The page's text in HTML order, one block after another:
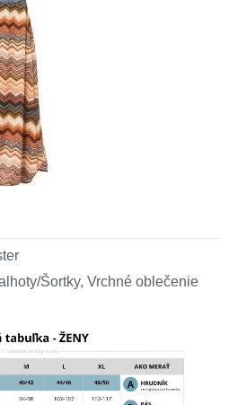
3,10 €
Šortky, Vrchné oblečenie